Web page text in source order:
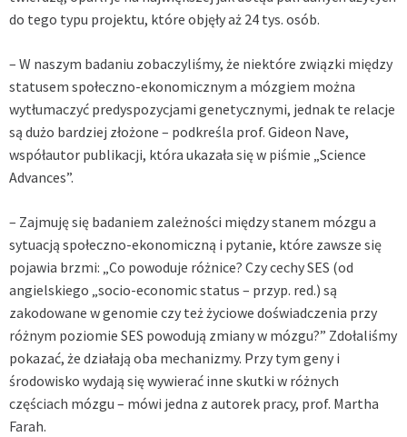
do tego typu projektu, które objęły aż 24 tys. osób.
– W naszym badaniu zobaczyliśmy, że niektóre związki między
statusem społeczno-ekonomicznym a mózgiem można
wytłumaczyć predyspozycjami genetycznymi, jednak te relacje
są dużo bardziej złożone – podkreśla prof. Gideon Nave,
współautor publikacji, która ukazała się w piśmie „Science
Advances”.
– Zajmuję się badaniem zależności między stanem mózgu a
sytuacją społeczno-ekonomiczną i pytanie, które zawsze się
pojawia brzmi: „Co powoduje różnice? Czy cechy SES (od
angielskiego „socio-economic status – przyp. red.) są
zakodowane w genomie czy też życiowe doświadczenia przy
różnym poziomie SES powodują zmiany w mózgu?” Zdołaliśmy
pokazać, że działają oba mechanizmy. Przy tym geny i
środowisko wydają się wywierać inne skutki w różnych
częściach mózgu – mówi jedna z autorek pracy, prof. Martha
Farah.